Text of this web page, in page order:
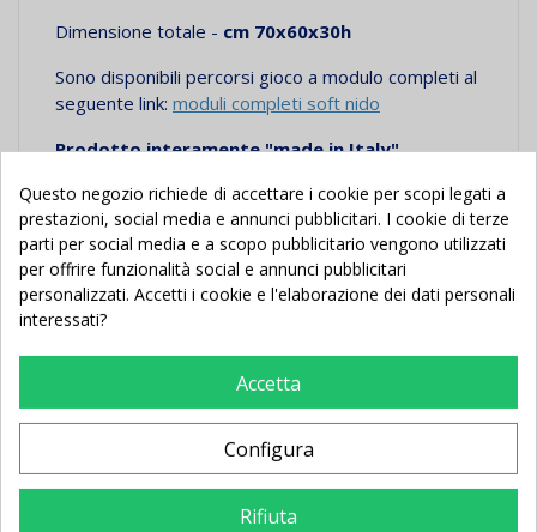
Dimensione totale - cm 70x60x30h
Sono disponibili percorsi gioco a modulo completi al
seguente link: moduli completi soft nido
Prodotto interamente "made in Italy"
---TEMPI DI CONSEGNA INDICATIVI: 20 gg---
Potrebbe Anche Piacerti
Nuovo
Questo negozio richiede di accettare i cookie per scopi legati a
prestazioni, social media e annunci pubblicitari. I cookie di terze
parti per social media e a scopo pubblicitario vengono utilizzati
per offrire funzionalità social e annunci pubblicitari
personalizzati. Accetti i cookie e l'elaborazione dei dati personali
interessati?
Accetta
Configura
Rifiuta